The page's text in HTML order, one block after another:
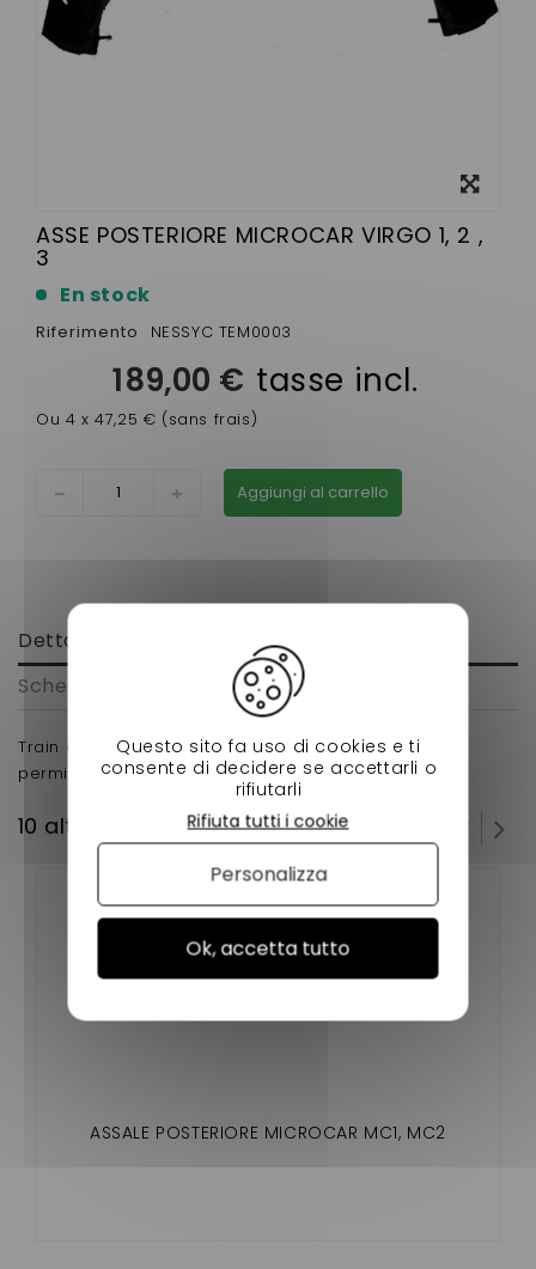
ASSE POSTERIORE MICROCAR VIRGO 1, 2 ,
3
En stock
Riferimento NESSYC TEM0003
189,00 € tasse incl.
Ou 4 x 47,25 € (sans frais)
Aggiungi al carrello
Dettagli
Scheda tecnica
Train arriere microcar virgo 1, 2 , 3 pour voiture sans
permis.
10 altri prodotti della stessa categoria:
ASSALE POSTERIORE MICROCAR MC1, MC2
Questo sito fa uso di cookies e ti
consente di decidere se accettarli o
rifiutarli
Ok, accetta tutto
Rifiuta tutti i cookie
Personalizza